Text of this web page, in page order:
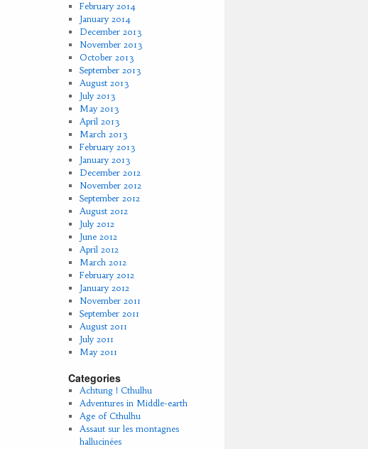
February 2014
January 2014
December 2013
November 2013
October 2013
September 2013
August 2013
July 2013
May 2013
April 2013
March 2013
February 2013
January 2013
December 2012
November 2012
September 2012
August 2012
July 2012
June 2012
April 2012
March 2012
February 2012
January 2012
November 2011
September 2011
August 2011
July 2011
May 2011
Categories
Achtung ! Cthulhu
Adventures in Middle-earth
Age of Cthulhu
Assaut sur les montagnes
hallucinées